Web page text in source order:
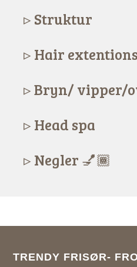
Struktur
Hair extentions
Bryn/ vipper/
Head spa
Negler 💅🏾
TRENDY FRISØR-